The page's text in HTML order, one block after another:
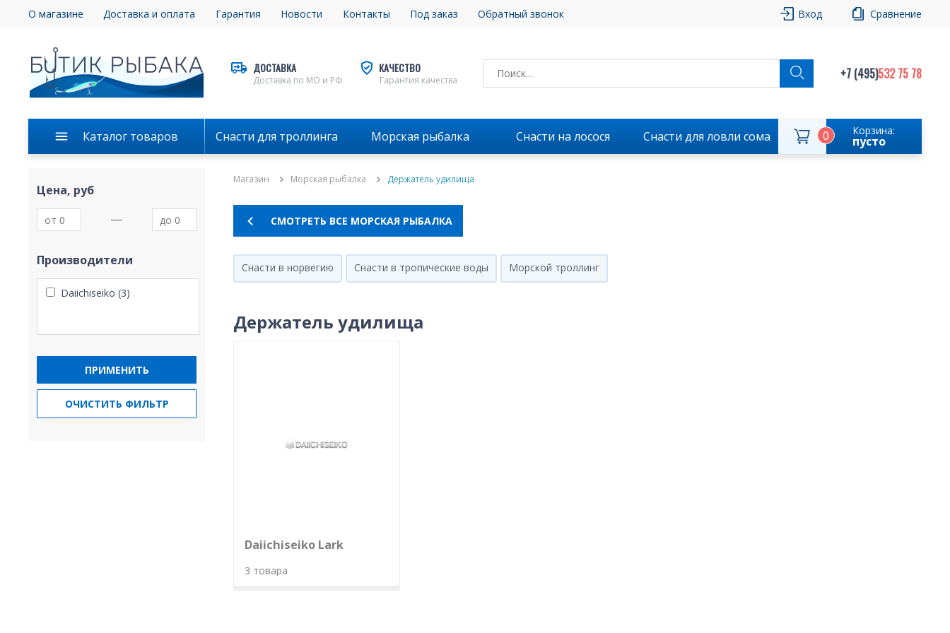
О магазине Доставка и оплата Гарантия Новости Контакты Под заказ Обратный звонок Вход Сравнение
ДОСТАВКА
Доставка по МО и РФ
КАЧЕСТВО
Гарантия качества +7 (495)532 75 78
Каталог товаров Снасти для троллинга Морская рыбалка Снасти на лосося Снасти для ловли сома Корзина:
пусто
0
Цена, руб
Производители
Daiichiseiko (3)
ПРИМЕНИТЬ
ОЧИСТИТЬ ФИЛЬТР
Магазин Морская рыбалка Держатель удилища
СМОТРЕТЬ ВСЕ МОРСКАЯ РЫБАЛКА
Снасти в норвегию Снасти в тропические воды Морской троллинг
Держатель удилища
Daiichiseiko Lark
3 товара